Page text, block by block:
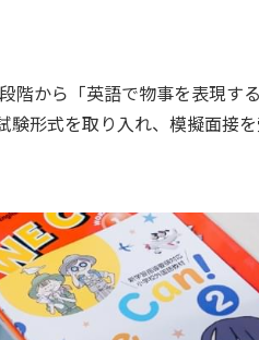
階から「英語で物事を表現す
形式を取り入れ、模擬面接